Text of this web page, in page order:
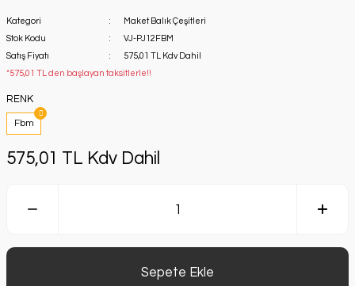
Kategori
Maket Balık Çeşitleri
Stok Kodu
VJ-PJ12FBM
Satış Fiyatı
575,01 TL Kdv Dahil
*575,01 TL den başlayan taksitlerle!!
RENK
Fbm
575,01 TL Kdv Dahil
Sepete Ekle